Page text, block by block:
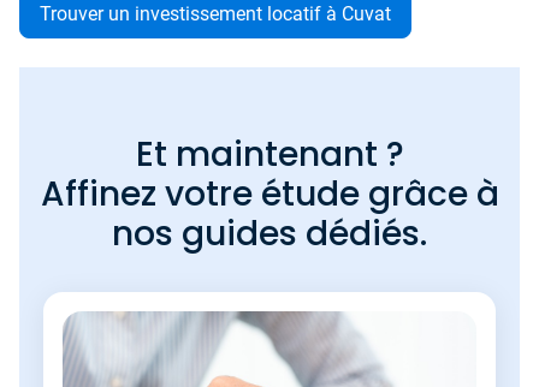
Trouver un investissement locatif à Cuvat
Et maintenant ?
Affinez votre étude grâce à
nos guides dédiés.